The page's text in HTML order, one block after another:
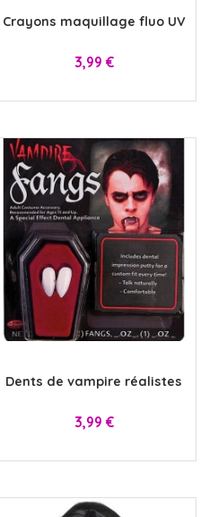
Crayons maquillage fluo UV
Prix
3,99 €
Dents de vampire réalistes
Prix
3,99 €